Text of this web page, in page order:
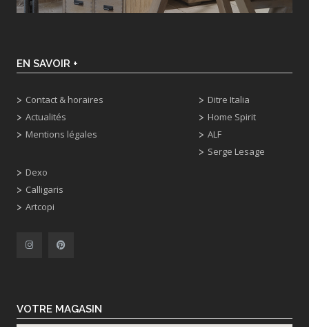
EN SAVOIR +
Contact & horaires
Actualités
Mentions légales
Dexo
Calligaris
Artcopi
Ditre Italia
Home Spirit
ALF
Serge Lesage
VOTRE MAGASIN